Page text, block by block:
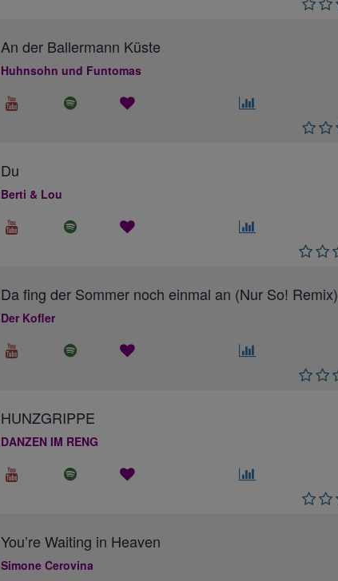
An der Ballermann Küste
Huhnsohn und Funtomas
Du
Berti & Lou
Da fing der Sommer noch einmal an (Nur So! Remix)
Der Kofler
HUNZGRIPPE
DANZEN IM RENG
You’re Waiting in Heaven
Simone Cerovina